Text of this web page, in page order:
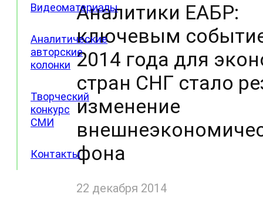
Видеоматериалы
Аналитические
авторские
колонки
Творческий
конкурс
СМИ
Контакты
Аналитики ЕАБР:
ключевым
2014 года для
стран СНГ стало
изменение
фона
22 декабря 2014